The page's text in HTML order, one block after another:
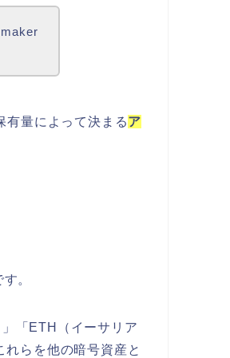
有量によって決まるア
す。
「ETH（イーサリア
らを他の暗号資産と